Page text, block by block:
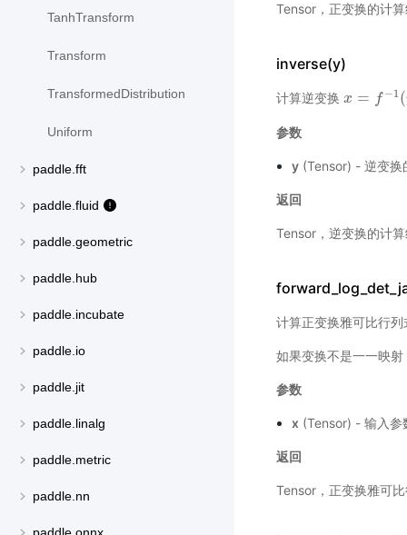
TanhTransform
Transform
TransformedDistribution
Uniform
paddle.fft
paddle.fluid
paddle.geometric
paddle.hub
paddle.incubate
paddle.io
paddle.jit
paddle.linalg
paddle.metric
paddle.nn
Tensor，正变换的计
inverse(y)
计算逆变换 x = f −1(
x=f− 1(y)
参数
y(Tensor) - 逆变换
返回
Tensor，逆变换的计
计算正变换雅可比行
如果变换不是一一映
参数
x (Tensor) - 输入参
返回
Tensor，正变换雅可